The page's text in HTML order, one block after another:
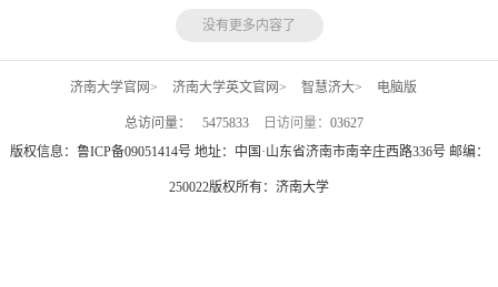
没有更多内容了
济南大学官网> 济南大学英文官网> 智慧济大> 电脑版
总访问量： 5475833 日访问量： 03627
版权信息：鲁ICP备09051414号 地址：中国·山东省济南市南辛庄西路336号 邮编：
250022版权所有：济南大学